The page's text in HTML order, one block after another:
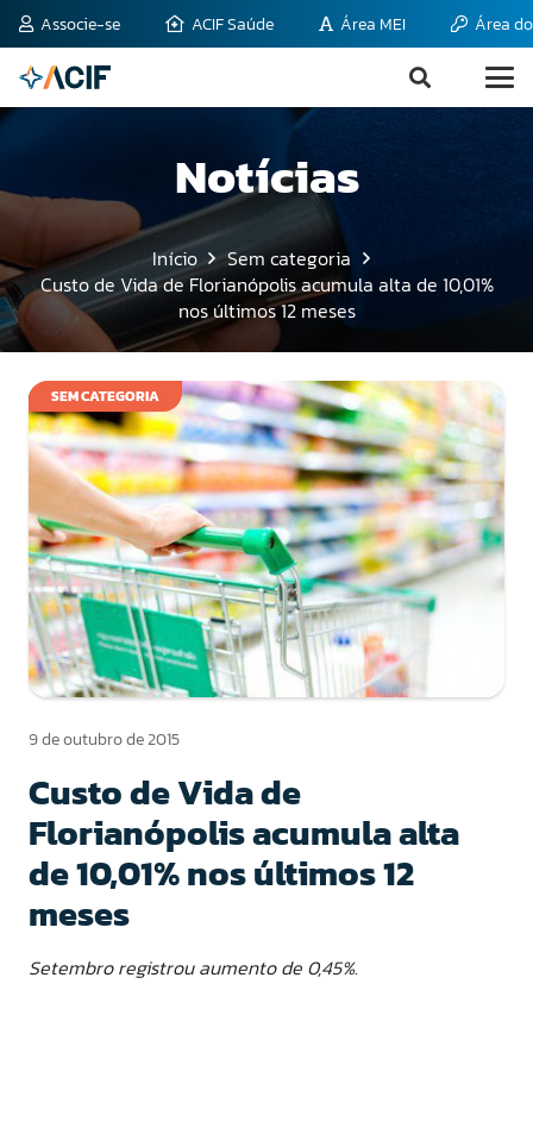
Associe-se ACIF Saúde Área MEI Área
Notícias
Início
Sem categoria
Custo de Vida de Florianópolis acumula alta de 10,01%
nos últimos 12 meses
SEM CATEGORIA
9 de outubro de 2015
Custo de Vida de
Florianópolis acumula alta
de 10,01% nos últimos 12
meses
Setembro registrou aumento de 0,45%.